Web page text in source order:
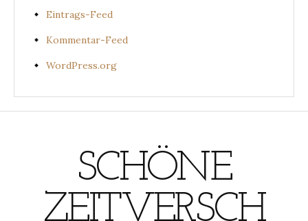
Eintrags-Feed
Kommentar-Feed
WordPress.org
SCHÖNE
ZEITVERSCH